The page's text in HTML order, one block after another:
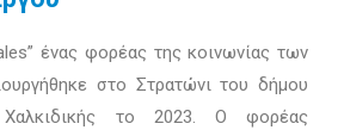
ένας φορέας της κοινωνίας των
στo Στρατώνι του δήμου
Χαλκιδικής το 2023. Ο φορέας